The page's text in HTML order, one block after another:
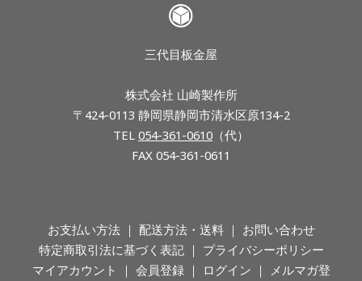
三代目板金屋
株式会社 山崎製作所
〒424-0113 静岡県静岡市清水区原134-2
TEL 054-361-0610 （代）
FAX 054-361-0611
お支払い方法 配送方法・送料
お問い合わせ
特定商取引法に基づく表記
プライバシーポリシー
マイアカウント
会員登録 ログイン メルマガ登